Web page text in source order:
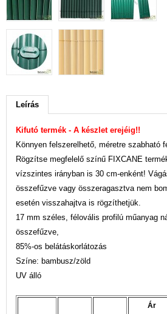
Leírás
Kifutó termék - A készlet erejéig!!
Könnyen felszerelhető, méretre szabható
Rögzítse megfelelő színű FIXCANE
vízszintes irányban is 30 cm-enként!
összefűzve vagy összeragasztva nem
esetén visszahajtva is rögzíthetjük.
17 mm széles, félovális profilú műanyag
összefűzve,
85%-os belátáskorlátozás
Színe: bambusz/zöld
UV álló
Ár